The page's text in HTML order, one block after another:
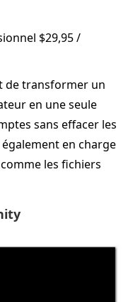
$29,95 /
de transformer un
en une seule
sans effacer les
en charge
les fichiers